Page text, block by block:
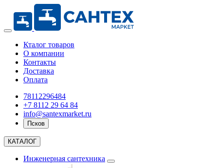
Кталог товаров
О компании
Контакты
Доставка
Оплата
78112296484
+7 8112 29 64 84
info@santexmarket.ru
Псков
КАТАЛОГ
Инженерная сантехника